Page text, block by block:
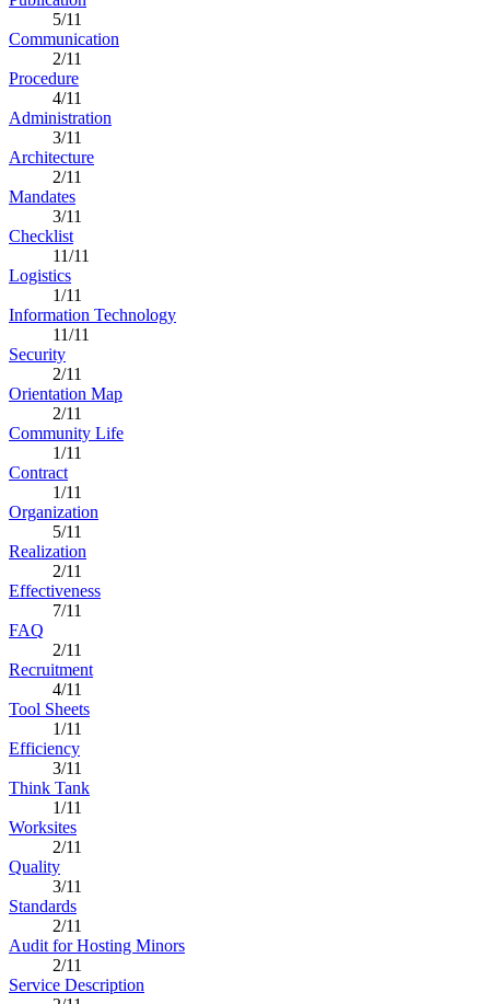
5/11
Communication
2/11
Procedure
4/11
Administration
3/11
Architecture
2/11
Mandates
3/11
Checklist
11/11
Logistics
1/11
Information Technology
11/11
Security
2/11
Orientation Map
2/11
Community Life
1/11
Contract
1/11
Organization
5/11
Realization
2/11
Effectiveness
7/11
FAQ
2/11
Recruitment
4/11
Tool Sheets
1/11
Efficiency
3/11
Think Tank
1/11
Worksites
2/11
Quality
3/11
Standards
2/11
Audit for Hosting Minors
2/11
Service Description